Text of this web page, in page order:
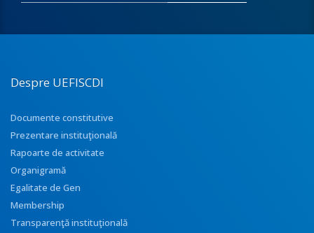
Despre UEFISCDI
Documente constitutive
Prezentare instituţională
Rapoarte de activitate
Organigramă
Egalitate de Gen
Membership
Transparenţă instituţională